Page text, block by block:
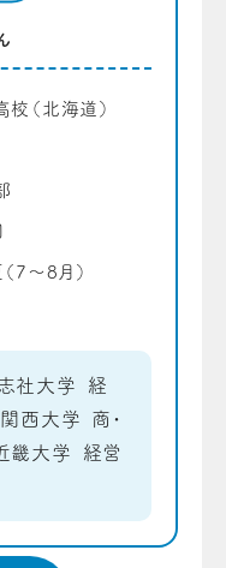
校（北海道）
7〜8月）
社大学 経
関西大学 商・
畿大学 経営